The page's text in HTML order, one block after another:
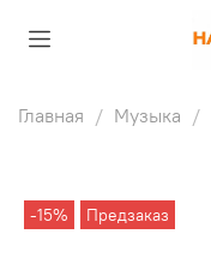
Главная Музыка
-15% Предзаказ